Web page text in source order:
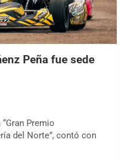
Peña fue sede
Premio
del Norte”, contó con